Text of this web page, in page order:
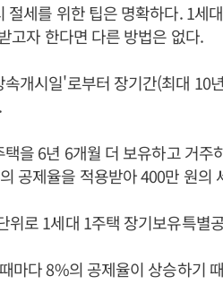
절세를 위한 팁은 명확하다. 1세
고자 한다면 다른 방법은 없다.
개시일'로부터 장기간(최대 10
을 6년 6개월 더 보유하고 거
공제율을 적용받아 400만 원의
위로 1세대 1주택 장기보유특별
마다 8%의 공제율이 상승하기